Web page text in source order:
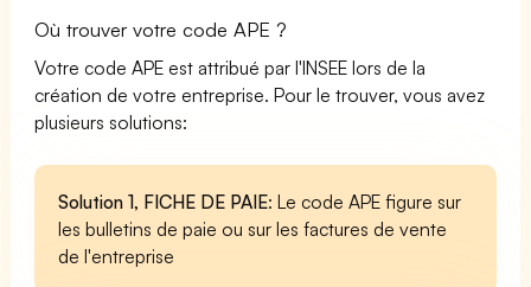
Où trouver votre code APE ?
Votre code APE est attribué par l'INSEE lors de la
création de votre entreprise. Pour le trouver, vous avez
plusieurs solutions:
Solution 1, FICHE DE PAIE: Le code APE figure sur
les bulletins de paie ou sur les factures de vente
de l'entreprise